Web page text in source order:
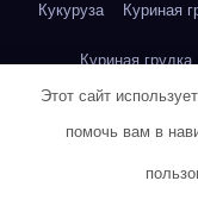
Кукуруза Куриная
Куриная грудка
Куриная грудка
Этот сайт
помочь вам в